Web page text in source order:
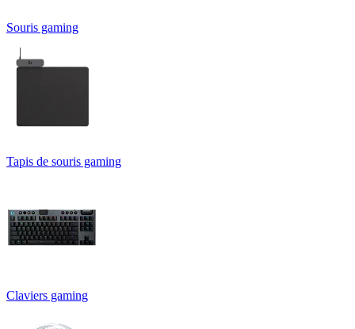
Souris gaming
Tapis de souris gaming
Claviers gaming